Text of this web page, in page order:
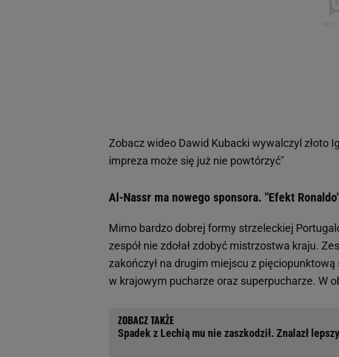
Zobacz wideo Dawid Kubacki wywalczyl złoto
impreza może się już nie powtórzyć"
Al-Nassr ma nowego sponsora. "Efekt
Mimo bardzo dobrej formy strzeleckiej
zespół nie zdołał zdobyć mistrzostwa kraju.
zakończył na drugim miejscu z
w krajowym pucharze oraz superpucharze. W
Spadek z Lechią mu nie zaszkodził. Znalazł